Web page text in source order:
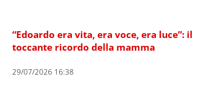
“Edoardo era vita, era voce, era luce”: il
toccante ricordo della mamma
29/07/2026 16:38